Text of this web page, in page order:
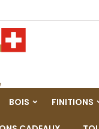
BOIS FINITIONS